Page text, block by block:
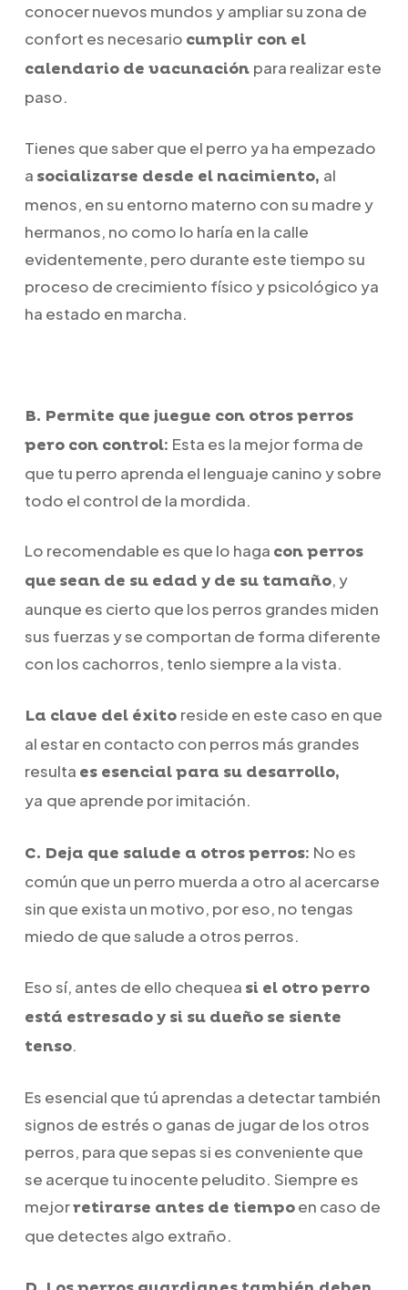
conocer nuevos mundos y ampliar su zona de
confort es necesario cumplir con el
calendario de vacunación para realizar este
paso.
Tienes que saber que el perro ya ha empezado
a socializarse desde el nacimiento, al
menos, en su entorno materno con su madre y
hermanos, no como lo haría en la calle
evidentemente, pero durante este tiempo su
proceso de crecimiento físico y psicológico ya
ha estado en marcha.
B. Permite que juegue con otros perros
pero con control: Esta es la mejor forma de
que tu perro aprenda el lenguaje canino y sobre
todo el control de la mordida.
Lo recomendable es que lo haga con perros
que sean de su edad y de su tamaño, y
aunque es cierto que los perros grandes miden
sus fuerzas y se comportan de forma diferente
con los cachorros, tenlo siempre a la vista.
La clave del éxito reside en este caso en que
al estar en contacto con perros más grandes
resulta es esencial para su desarrollo,
ya que aprende por imitación.
C. Deja que salude a otros perros: No es
común que un perro muerda a otro al acercarse
sin que exista un motivo, por eso, no tengas
miedo de que salude a otros perros.
Eso sí, antes de ello chequea si el otro perro
está estresado y si su dueño se siente
tenso.
Es esencial que tú aprendas a detectar también
signos de estrés o ganas de jugar de los otros
perros, para que sepas si es conveniente que
se acerque tu inocente peludito. Siempre es
mejorretirarse antes de tiempoen caso de
que detectes algo extraño.